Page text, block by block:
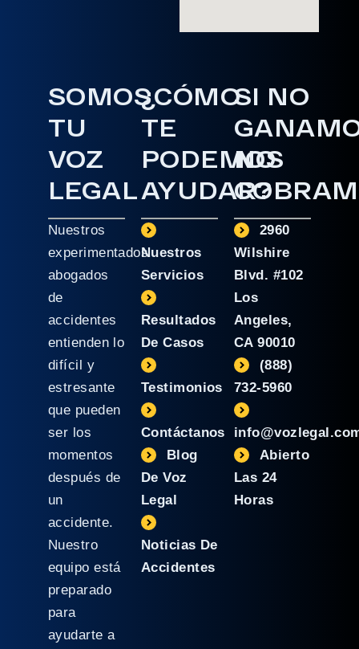
SOMOS
TU
VOZ
LEGAL
Nuestros
experimentados
abogados
de
accidentes
entienden lo
difícil y
estresante
que pueden
ser los
momentos
después de
un
accidente.
Nuestro
equipo está
preparado
para
ayudarte a
¿CÓMO
TE
PODEMOS
AYUDAR?
Nuestros
Servicios
Resultados
De Casos
Testimonios
Contáctanos
Blog
De Voz
Legal
Noticias De
Accidentes
SI NO
NO
2960
Wilshire
Blvd. #102
Los
Angeles,
CA 90010
(888)
732-5960
Abierto
Las 24
Horas